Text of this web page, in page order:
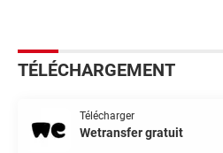
TÉLÉCHARGEMENT
Télécharger
Wetransfer gratuit